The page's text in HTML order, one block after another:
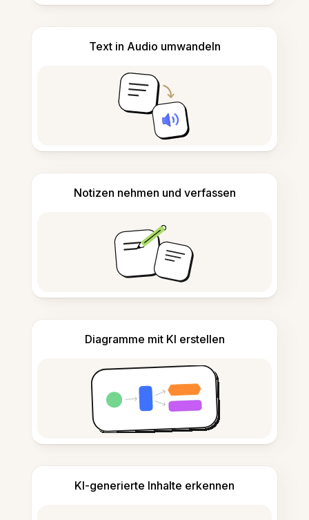
Text in Audio umwandeln
Notizen nehmen und verfassen
Diagramme mit KI erstellen
KI-generierte Inhalte erkennen